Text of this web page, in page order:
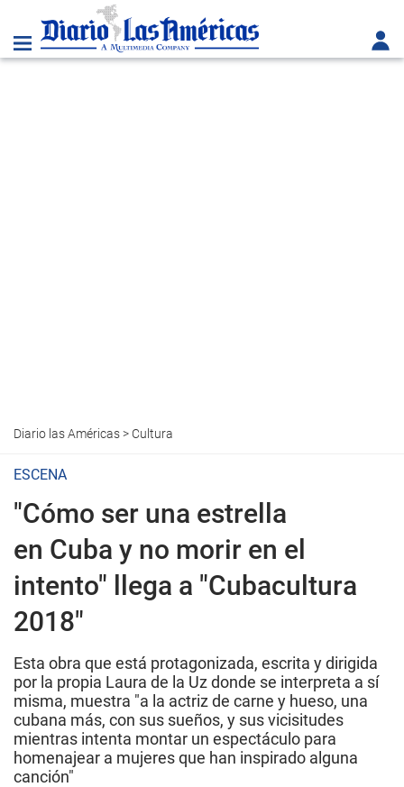
Diario las Américas> Cultura
ESCENA
"Cómo ser una estrella
en Cuba y no morir en el
intento" llega a "Cubacultura
2018"
Esta obra que está protagonizada, escrita y dirigida
por la propia Laura de la Uz donde se interpreta a sí
misma, muestra "a la actriz de carne y hueso, una
cubana más, con sus sueños, y sus vicisitudes
mientras intenta montar un espectáculo para
homenajear a mujeres que han inspirado alguna
canción"